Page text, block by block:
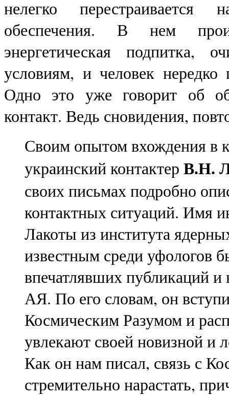
нелегко
обеспечения. В нем
энергетическая подпитка,
условиям, и человек нередко
Одно это уже говорит об
контакт. Ведь сновидения,
Своим опытом вхождения в
украинский контактер В.Н.
своих письмах подробно
контактных ситуаций. Имя
Лакоты из института
известным среди уфологов
впечатлявших публикаций
АЯ. По его словам, он
Космическим Разумом и
увлекают своей новизной и
Как он нам писал, связь с
стремительно нарастать,